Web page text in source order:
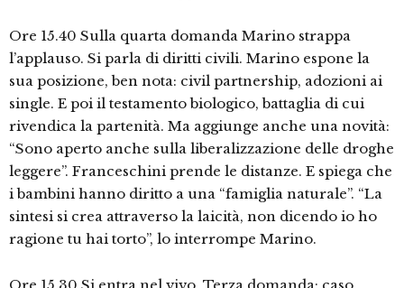
Ore 15.40 Sulla quarta domanda Marino strappa
l’applauso. Si parla di diritti civili. Marino espone la
sua posizione, ben nota: civil partnership, adozioni ai
single. E poi il testamento biologico, battaglia di cui
rivendica la partenità. Ma aggiunge anche una novità:
“Sono aperto anche sulla liberalizzazione delle droghe
leggere”. Franceschini prende le distanze. E spiega che
i bambini hanno diritto a una “famiglia naturale”. “La
sintesi si crea attraverso la laicità, non dicendo io ho
ragione tu hai torto”, lo interrompe Marino.